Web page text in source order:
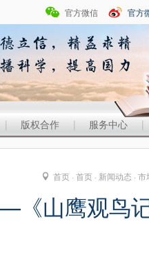
官方微信 官方
| 版权合作 | 服务中心 |
首页 · 首页 · 新闻动态 · 市
《山鹰观鸟